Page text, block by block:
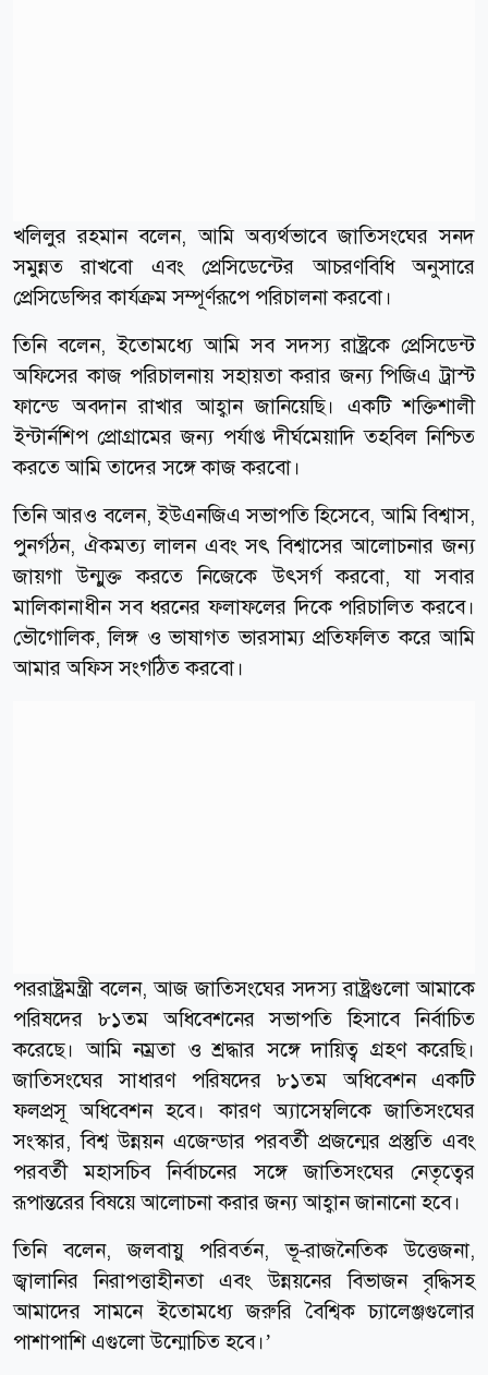
খলিলুর রহমান বলেন, আমি অব্যর্থভাবে জাতিসংঘের সনদ
সমুন্নত রাখবো এবং প্রেসিডেন্টের আচরণবিধি অনুসারে
প্রেসিডেন্সির কার্যক্রম সম্পূর্ণরূপে পরিচালনা করবো।
তিনি বলেন, ইতোমধ্যে আমি সব সদস্য রাষ্ট্রকে প্রেসিডেন্ট
অফিসের কাজ পরিচালনায় সহায়তা করার জন্য পিজিএ ট্রাস্ট
ফান্ডে অবদান রাখার আহ্বান জানিয়েছি। একটি শক্তিশালী
ইন্টার্নশিপ প্রোগ্রামের জন্য পর্যাপ্ত দীর্ঘমেয়াদি তহবিল নিশ্চিত
করতে আমি তাদের সঙ্গে কাজ করবো।
তিনি আরও বলেন, ইউএনজিএ সভাপতি হিসেবে, আমি বিশ্বাস,
পুনর্গঠন, ঐকমত্য লালন এবং সৎ বিশ্বাসের আলোচনার জন্য
জায়গা উন্মুক্ত করতে নিজেকে উৎসর্গ করবো, যা সবার
মালিকানাধীন সব ধরনের ফলাফলের দিকে পরিচালিত করবে।
ভৌগোলিক, লিঙ্গ ও ভাষাগত ভারসাম্য প্রতিফলিত করে আমি
আমার অফিস সংগঠিত করবো।
পররাষ্ট্রমন্ত্রী বলেন, আজ জাতিসংঘের সদস্য রাষ্ট্রগুলো আমাকে
পরিষদের ৮১তম অধিবেশনের সভাপতি হিসাবে নির্বাচিত
করেছে। আমি নম্রতা ও শ্রদ্ধার সঙ্গে দায়িত্ব গ্রহণ করেছি।
জাতিসংঘের সাধারণ পরিষদের ৮১তম অধিবেশন একটি
ফলপ্রসূ অধিবেশন হবে। কারণ অ্যাসেম্বলিকে জাতিসংঘের
সংস্কার, বিশ্ব উন্নয়ন এজেন্ডার পরবর্তী প্রজন্মের প্রস্তুতি এবং
পরবর্তী মহাসচিব নির্বাচনের সঙ্গে জাতিসংঘের নেতৃত্বের
রূপান্তরের বিষয়ে আলোচনা করার জন্য আহ্বান জানানো হবে।
তিনি বলেন, জলবায়ু পরিবর্তন, ভূ-রাজনৈতিক উত্তেজনা,
জ্বালানির নিরাপত্তাহীনতা এবং উন্নয়নের বিভাজন বৃদ্ধিসহ
আমাদের সামনে ইতোমধ্যে জরুরি বৈশ্বিক চ্যালেঞ্জগুলোর
পাশাপাশি এগুলো উন্মোচিত হবে।’